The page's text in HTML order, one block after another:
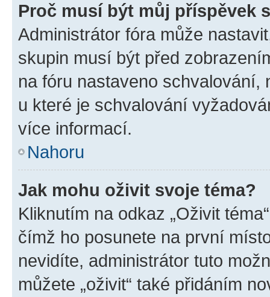
Proč musí být můj příspěvek
Administrátor fóra může
skupin musí být před
na fóru nastaveno schvalování,
u které je schvalování
více informací.
Nahoru
Jak mohu oživit svoje téma?
Kliknutím na odkaz „Oživit
čímž ho posunete na první
nevidíte, administrátor tuto
můžete „oživit“ také přidáním